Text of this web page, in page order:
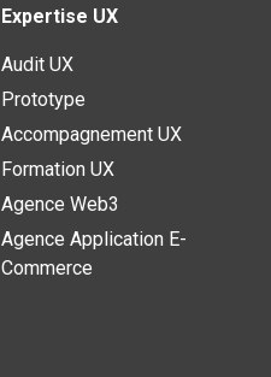
Expertise UX
Audit UX
Prototype
Accompagnement UX
Formation UX
Agence Web3
Agence Application E-
Commerce